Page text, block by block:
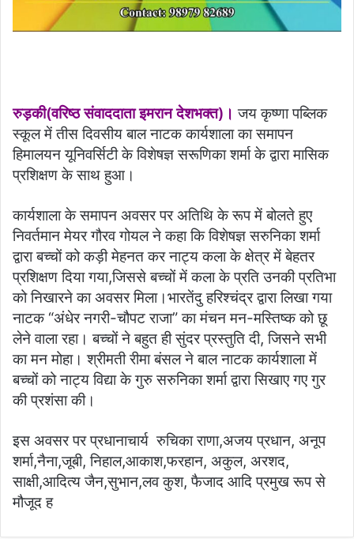
रुड़की(वरिष्ठ संवाददाता इमरान देशभक्त)। जय कृष्णा पब्लिक
स्कूल में तीस दिवसीय बाल नाटक कार्यशाला का समापन
हिमालयन यूनिवर्सिटी के विशेषज्ञ सरूणिका शर्मा के द्वारा मासिक
प्रशिक्षण के साथ हुआ।
कार्यशाला के समापन अवसर पर अतिथि के रूप में बोलते हुए
निवर्तमान मेयर गौरव गोयल ने कहा कि विशेषज्ञ सरुनिका शर्मा
द्वारा बच्चों को कड़ी मेहनत कर नाट्य कला के क्षेत्र में बेहतर
प्रशिक्षण दिया गया,जिससे बच्चों में कला के प्रति उनकी प्रतिभा
को निखारने का अवसर मिला।भारतेंदु हरिश्चंद्र द्वारा लिखा गया
नाटक “अंधेर नगरी-चौपट राजा” का मंचन मन-मस्तिष्क को छू
लेने वाला रहा। बच्चों ने बहुत ही सुंदर प्रस्तुति दी, जिसने सभी
का मन मोहा। श्रीमती रीमा बंसल ने बाल नाटक कार्यशाला में
बच्चों को नाट्य विद्या के गुरु सरुनिका शर्मा द्वारा सिखाए गए गुर
की प्रशंसा की।
इस अवसर पर प्रधानाचार्य रुचिका राणा,अजय प्रधान, अनूप
शर्मा,नैना,जूबी, निहाल,आकाश,फरहान, अकुल, अरशद,
साक्षी,आदित्य जैन,सुभान,लव कुश, फैजाद आदि प्रमुख रूप से
मौजूद ह